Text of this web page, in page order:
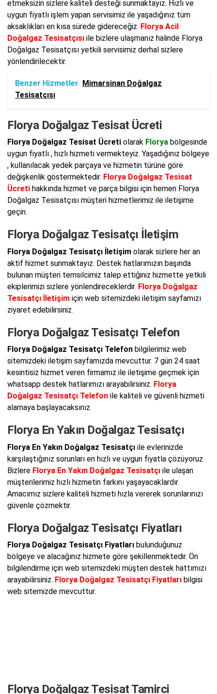
etmeksizin sizlere kaliteli desteği sunmaktayız. Hızlı ve
uygun fiyatlı işlem yapan servisimiz ile yaşadığınız tüm
aksaklıkları en kısa sürede gidereceğiz. Florya Acil
Doğalgaz Tesisatçısı ile bizlere ulaşmanız halinde Florya
Doğalgaz Tesisatçısı yetkili servisimiz derhal sizlere
yönlendirilecektir.
Benzer Hizmetler Mimarsinan Doğalgaz
Tesisatçısı
Florya Doğalgaz Tesisat Ücreti
Florya Doğalgaz Tesisat Ücreti olarak Florya bölgesinde
uygun fiyatlı , hızlı hizmeti vermekteyiz. Yaşadığınız bölgeye
, kullanılacak yedek parçaya ve hizmetin türüne göre
değişkenlik göstermektedir. Florya Doğalgaz Tesisat
Ücreti hakkında hizmet ve parça bilgisi için hemen Florya
Doğalgaz Tesisatçısı müşteri hizmetlerimiz ile iletişime
geçin.
Florya Doğalgaz Tesisatçı İletişim
Florya Doğalgaz Tesisatçı İletişim olarak sizlere her an
aktif hizmet sunmaktayız. Destek hatlarımızın başında
bulunan müşteri temsilcimiz talep ettiğiniz hizmette yetkili
ekiplerimizi sizlere yönlendireceklerdir. Florya Doğalgaz
Tesisatçı İletişim için web sitemizdeki iletişim sayfamızı
ziyaret edebilirsiniz.
Florya Doğalgaz Tesisatçı Telefon
Florya Doğalgaz Tesisatçı Telefon bilgilerimiz web
sitemizdeki iletişim sayfamızda mevcuttur. 7 gün 24 saat
kesintisiz hizmet veren firmamız ile iletişime geçmek için
whatsapp destek hatlarımızı arayabilirsiniz. Florya
Doğalgaz Tesisatçı Telefon ile kaliteli ve güvenli hizmeti
alamaya başlayacaksınız.
Florya En Yakın Doğalgaz Tesisatçı
Florya En Yakın Doğalgaz Tesisatçı ile evlerinizde
karşılaştığınız sorunları en hızlı ve uygun fiyatla çözüyoruz.
Bizlere Florya En Yakın Doğalgaz Tesisatçı ile ulaşan
müşterilerimiz hızlı hizmetin farkını yaşayacaklardır.
Amacımız sizlere kaliteli hizmeti hızla vererek sorunlarınızı
güvenle çözmektir.
Florya Doğalgaz Tesisatçı Fiyatları
Florya Doğalgaz Tesisatçı Fiyatları bulunduğunuz
bölgeye ve alacağınız hizmete göre şekillenmektedir. Ön
bilgilendirme için web sitemizdeki müşteri destek hattımızı
arayabilirsiniz. Florya Doğalgaz Tesisatçı Fiyatları bilgisi
web sitemizde mevcuttur.
Florya Doğalgaz Tesisat Tamirci